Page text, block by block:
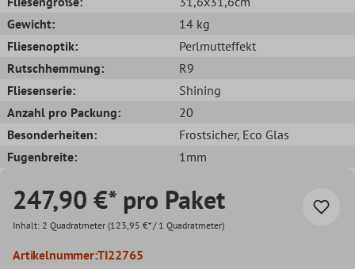
Gewicht:
14 kg
Fliesenoptik:
Perlmutteffekt
Rutschhemmung:
R9
Fliesenserie:
Shining
Anzahl pro Packung:
20
Besonderheiten:
Frostsicher, Eco Glas
Fugenbreite:
1mm
247,90 €* pro Paket
Inhalt: 2 Quadratmeter (123,95 €* / 1 Quadratmeter)
Artikelnummer:TI22765